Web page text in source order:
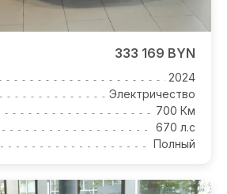
333 169 BYN
2024
Электричество
700 Км
670 л.с
Полный